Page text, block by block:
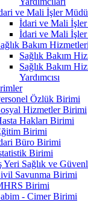
ve Mali İşler
İdari ve Mali
İdari ve Mali İşler
Bakım
Sağlık Bakım
Sağlık Bakım
Yardımcısı
Özlük Birimi
Hizmetler Birimi
Hakları Birimi
Birimi
Büro Birimi
Birimi
Yeri Sağlık ve
Savunma Birimi
Birimi
- Cimer Birimi